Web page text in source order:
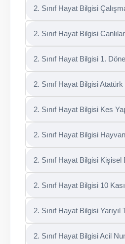
2. Sınıf Hayat Bilgisi
2. Sınıf Hayat Bilgisi
2. Sınıf Hayat Bilgisi 1.
2. Sınıf Hayat Bilgisi
2. Sınıf Hayat Bilgisi Kes
2. Sınıf Hayat Bilgisi
2. Sınıf Hayat Bilgisi Kişisel
2. Sınıf Hayat Bilgisi 10
2. Sınıf Hayat Bilgisi Yarıyıl
2. Sınıf Hayat Bilgisi Acil